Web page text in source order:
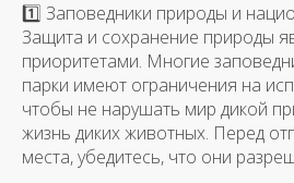
1️⃣ Заповедники природы и
Защита и сохранение природы
приоритетами. Многие
парки имеют ограничения на
чтобы не нарушать мир дикой
жизнь диких животных. Перед
места, убедитесь, что они